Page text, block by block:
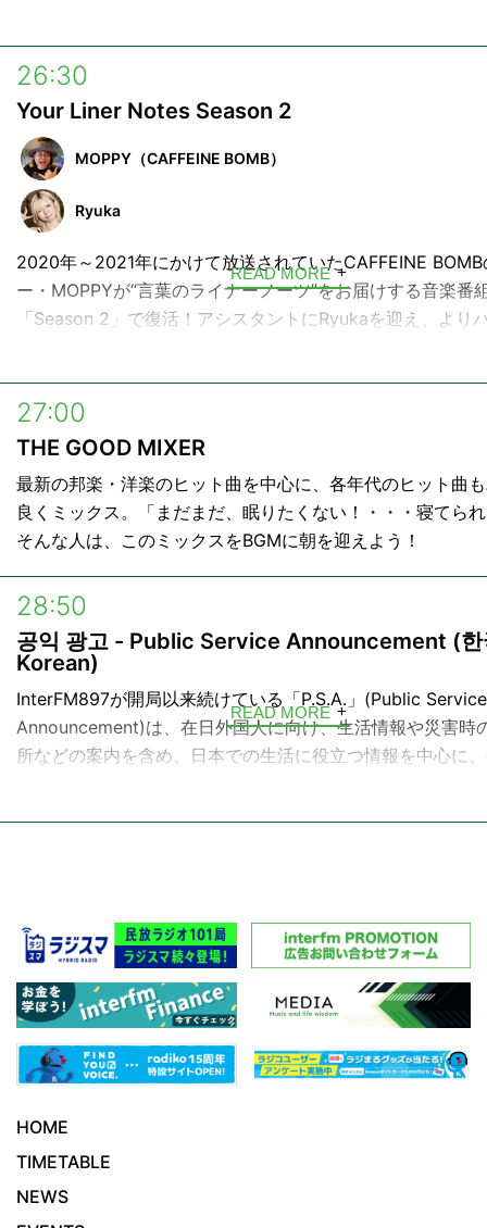
ーディションへの意気込みも語ります！
26:30
Your Liner Notes Season 2
MOPPY（CAFFEINE BOMB）
Ryuka
2020年～2021年にかけて放送されていたCAFFEINE
ー・MOPPYが“言葉のライナーノーツ”をお届けする音楽番
「Season 2」で復活！アシスタントにRyukaを迎え、より
READ MORE
27:00
THE GOOD MIXER
最新の邦楽・洋楽のヒット曲を中心に、各年代のヒット曲
良くミックス。「まだまだ、眠りたくない！・・・寝てら
そんな人は、このミックスをBGMに朝を迎えよう！
28:50
공익 광고 - Public Service Announcement (한
Korean)
InterFM897が開局以来続けている「P.S.A.」(Public Service
Announcement)は、在日外国人に向け、生活情報や災害時
所などの案内を含め、日本での生活に役立つ情報を中心に
Mon-Fri. 28:50～5:00
Wed. - Tagalog
Thu. - Spanish
Fri. - Portuguese
READ MORE
HOME
TIMETABLE
NEWS